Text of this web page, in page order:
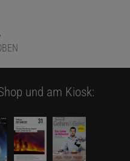
und am Kiosk: